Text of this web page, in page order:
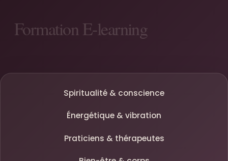
Spiritualité & conscience
Énergétique & vibration
Praticiens & thérapeutes